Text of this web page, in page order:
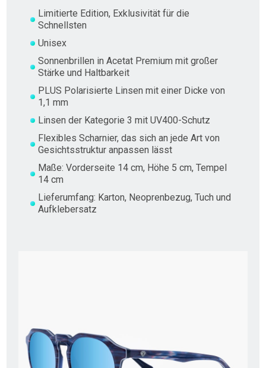
Limitierte Edition, Exklusivität für die
Schnellsten
Unisex
Sonnenbrillen in Acetat Premium mit großer
Stärke und Haltbarkeit
PLUS Polarisierte Linsen mit einer Dicke von
1,1 mm
Linsen der Kategorie 3 mit UV400-Schutz
Flexibles Scharnier, das sich an jede Art von
Gesichtsstruktur anpassen lässt
Maße: Vorderseite 14 cm, Höhe 5 cm, Tempel
14 cm
Lieferumfang: Karton, Neoprenbezug, Tuch und
Aufklebersatz